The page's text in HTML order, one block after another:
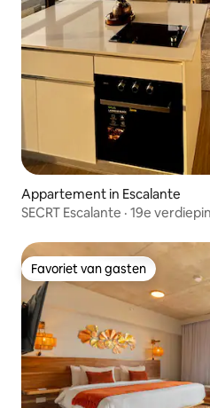
Appartement in Escalante
SECRT Escalante · 19e
Favoriet van gasten
Favoriet van gasten